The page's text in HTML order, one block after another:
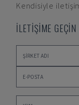
Kendisiyle
İLETİŞİME GEÇİN